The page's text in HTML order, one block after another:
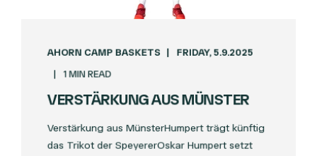
AHORN CAMP BASKETS FRIDAY, 5.9.2025
1 MIN READ
VERSTÄRKUNG AUS MÜNSTER
Verstärkung aus MünsterHumpert trägt künftig
das Trikot der SpeyererOskar Humpert setzt